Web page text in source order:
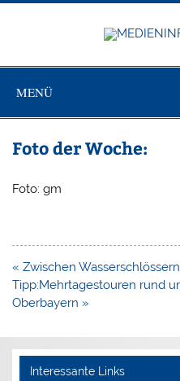
Zum
MENÜ
Foto der Woche:
Foto: gm
Beitragsnavigation
« Zwischen
Tipp:Mehrtagestouren rund
Oberbayern »
Interessante Links